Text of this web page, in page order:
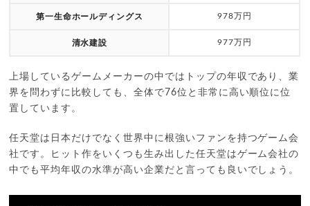
第一生命ホールディングス 978万円
清水建設 977万円
上場しているゲームメーカーの中ではトップの年収であり、業
界を問わずに比較しても、全体で76位と非常に高い順位に位
置しています。
任天堂は日本だけでなく世界中に根強いファンを持つゲーム会
社です。ヒット作をいくつも生み出した任天堂はゲーム会社の
中でも平均年収の水準が高い企業だと言っても良いでしょう。